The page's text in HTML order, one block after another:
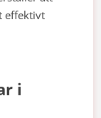
effektivt
i